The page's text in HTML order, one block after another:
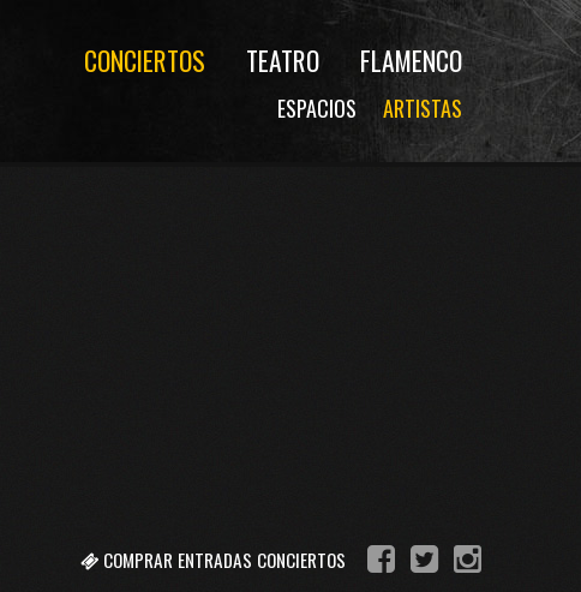
CONCIERTOS TEATRO FLAMENCO
ESPACIOS ARTISTAS
COMPRAR ENTRADAS CONCIERTOS